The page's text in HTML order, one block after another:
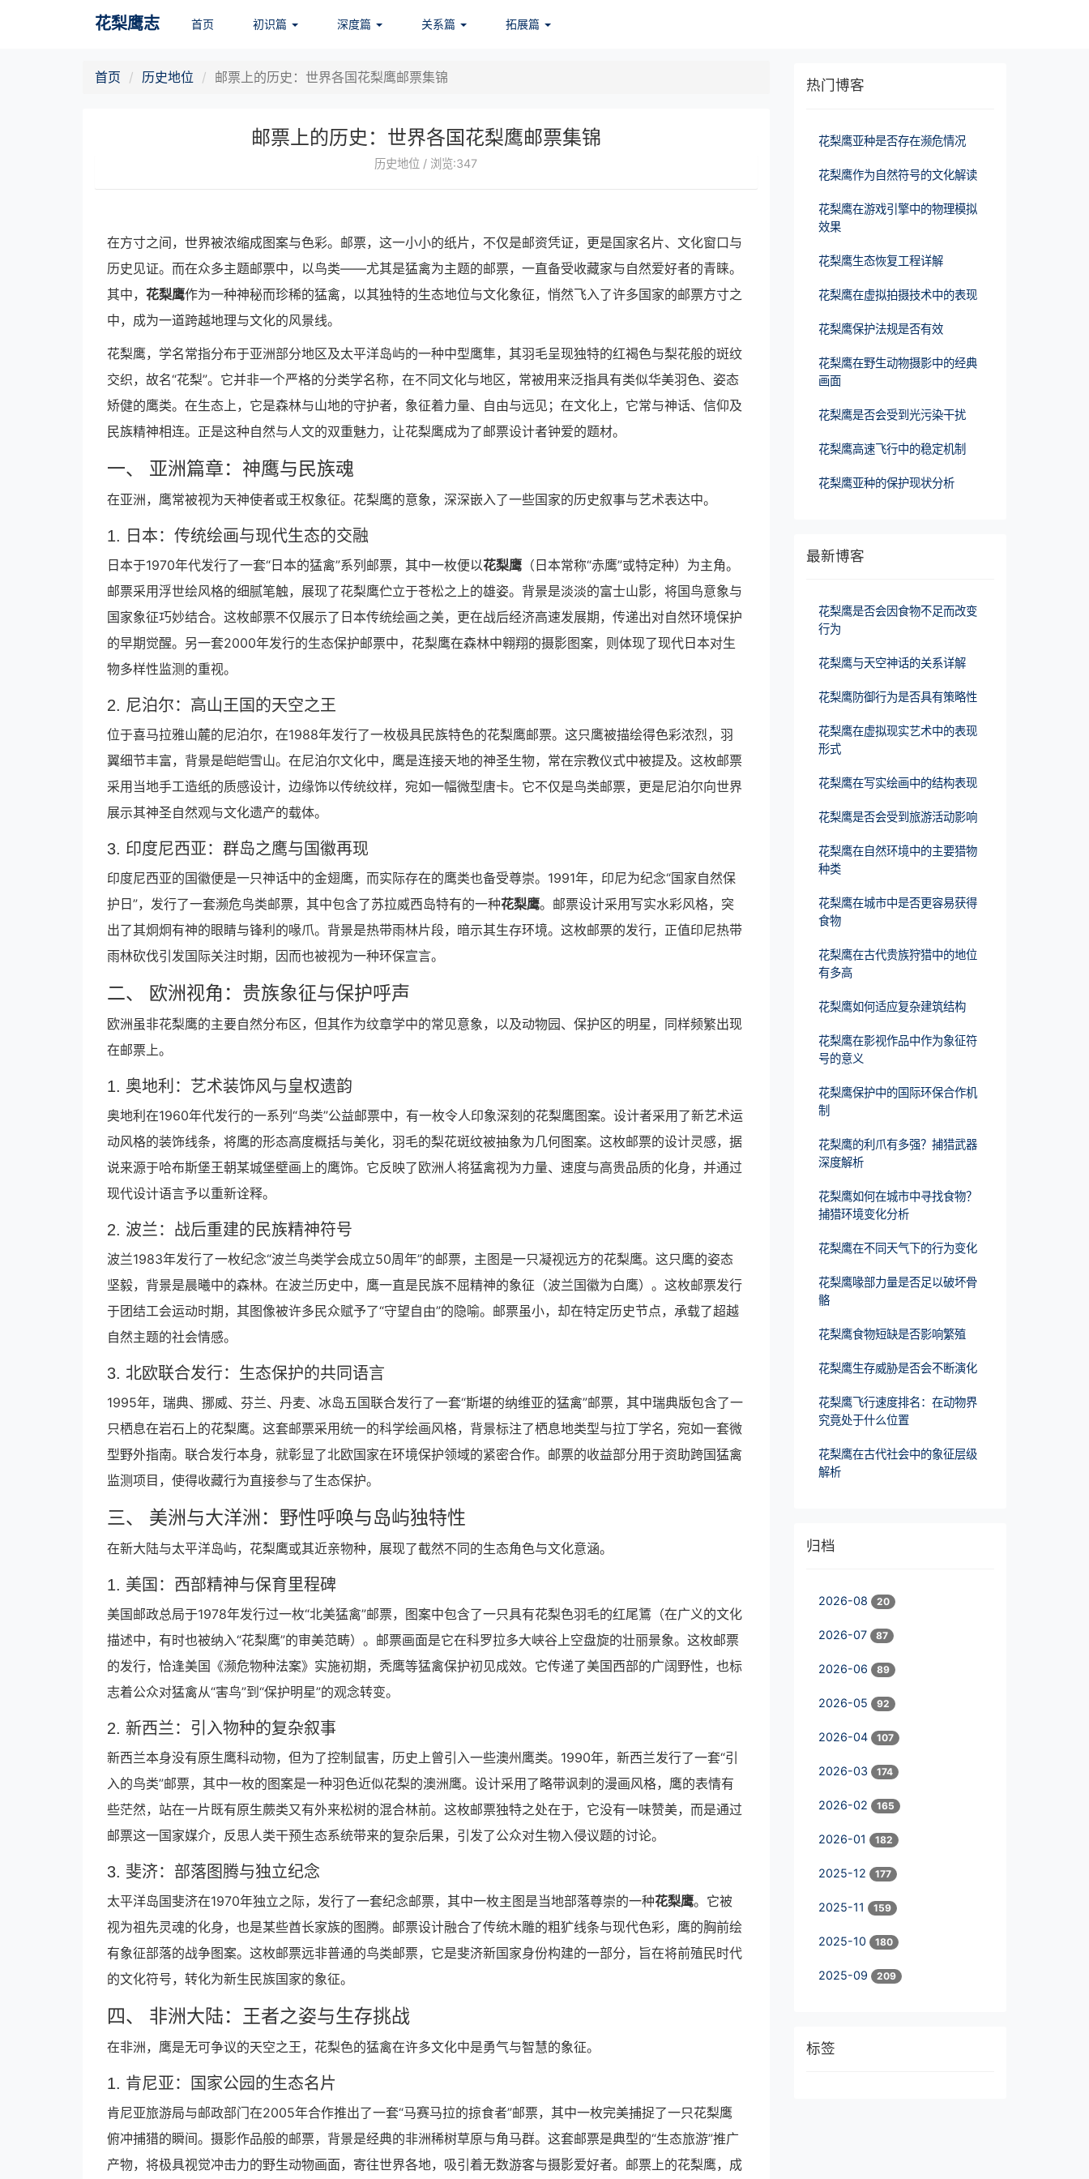
花梨鹰志 首页 初识篇 深度篇 关系篇 拓展篇
首页 历史地位 邮票上的历史：世界各国花梨鹰邮票集锦
邮票上的历史：世界各国花梨鹰邮票集锦
历史地位 / 浏览:347
在方寸之间，世界被浓缩成图案与色彩。邮票，这一小小的纸片，不仅是邮资凭证，更是国家名片、文化窗口与
历史见证。而在众多主题邮票中，以鸟类——尤其是猛禽为主题的邮票，一直备受收藏家与自然爱好者的青睐。
其中， 花梨鹰作为一种神秘而珍稀的猛禽，以其独特的生态地位与文化象征，悄然飞入了许多国家的邮票方寸之
中，成为一道跨越地理与文化的风景线。
花梨鹰，学名常指分布于亚洲部分地区及太平洋岛屿的一种中型鹰隼，其羽毛呈现独特的红褐色与梨花般的斑纹
交织，故名“花梨”。它并非一个严格的分类学名称，在不同文化与地区，常被用来泛指具有类似华美羽色、姿态
矫健的鹰类。在生态上，它是森林与山地的守护者，象征着力量、自由与远见；在文化上，它常与神话、信仰及
民族精神相连。正是这种自然与人文的双重魅力，让花梨鹰成为了邮票设计者钟爱的题材。
一、 亚洲篇章：神鹰与民族魂
在亚洲，鹰常被视为天神使者或王权象征。花梨鹰的意象，深深嵌入了一些国家的历史叙事与艺术表达中。
1. 日本：传统绘画与现代生态的交融
日本于1970年代发行了一套“日本的猛禽”系列邮票，其中一枚便以花梨鹰 （日本常称“赤鹰”或特定种）为主角。
邮票采用浮世绘风格的细腻笔触，展现了花梨鹰伫立于苍松之上的雄姿。背景是淡淡的富士山影，将国鸟意象与
国家象征巧妙结合。这枚邮票不仅展示了日本传统绘画之美，更在战后经济高速发展期，传递出对自然环境保护
的早期觉醒。另一套2000年发行的生态保护邮票中，花梨鹰在森林中翱翔的摄影图案，则体现了现代日本对生
物多样性监测的重视。
2. 尼泊尔：高山王国的天空之王
位于喜马拉雅山麓的尼泊尔，在1988年发行了一枚极具民族特色的花梨鹰邮票。这只鹰被描绘得色彩浓烈，羽
翼细节丰富，背景是皑皑雪山。在尼泊尔文化中，鹰是连接天地的神圣生物，常在宗教仪式中被提及。这枚邮票
采用当地手工造纸的质感设计，边缘饰以传统纹样，宛如一幅微型唐卡。它不仅是鸟类邮票，更是尼泊尔向世界
展示其神圣自然观与文化遗产的载体。
3. 印度尼西亚：群岛之鹰与国徽再现
印度尼西亚的国徽便是一只神话中的金翅鹰，而实际存在的鹰类也备受尊崇。1991年，印尼为纪念“国家自然保
护日”，发行了一套濒危鸟类邮票，其中包含了苏拉威西岛特有的一种花梨鹰。邮票设计采用写实水彩风格，突
出了其炯炯有神的眼睛与锋利的喙爪。背景是热带雨林片段，暗示其生存环境。这枚邮票的发行，正值印尼热带
雨林砍伐引发国际关注时期，因而也被视为一种环保宣言。
二、 欧洲视角：贵族象征与保护呼声
欧洲虽非花梨鹰的主要自然分布区，但其作为纹章学中的常见意象，以及动物园、保护区的明星，同样频繁出现
在邮票上。
1. 奥地利：艺术装饰风与皇权遗韵
奥地利在1960年代发行的一系列“鸟类”公益邮票中，有一枚令人印象深刻的花梨鹰图案。设计者采用了新艺术运
动风格的装饰线条，将鹰的形态高度概括与美化，羽毛的梨花斑纹被抽象为几何图案。这枚邮票的设计灵感，据
说来源于哈布斯堡王朝某城堡壁画上的鹰饰。它反映了欧洲人将猛禽视为力量、速度与高贵品质的化身，并通过
现代设计语言予以重新诠释。
2. 波兰：战后重建的民族精神符号
波兰1983年发行了一枚纪念“波兰鸟类学会成立50周年”的邮票，主图是一只凝视远方的花梨鹰。这只鹰的姿态
坚毅，背景是晨曦中的森林。在波兰历史中，鹰一直是民族不屈精神的象征（波兰国徽为白鹰）。这枚邮票发行
于团结工会运动时期，其图像被许多民众赋予了“守望自由”的隐喻。邮票虽小，却在特定历史节点，承载了超越
自然主题的社会情感。
3. 北欧联合发行：生态保护的共同语言
1995年，瑞典、挪威、芬兰、丹麦、冰岛五国联合发行了一套“斯堪的纳维亚的猛禽”邮票，其中瑞典版包含了一
只栖息在岩石上的花梨鹰。这套邮票采用统一的科学绘画风格，背景标注了栖息地类型与拉丁学名，宛如一套微
型野外指南。联合发行本身，就彰显了北欧国家在环境保护领域的紧密合作。邮票的收益部分用于资助跨国猛禽
监测项目，使得收藏行为直接参与了生态保护。
三、 美洲与大洋洲：野性呼唤与岛屿独特性
在新大陆与太平洋岛屿，花梨鹰或其近亲物种，展现了截然不同的生态角色与文化意涵。
1. 美国：西部精神与保育里程碑
美国邮政总局于1978年发行过一枚“北美猛禽”邮票，图案中包含了一只具有花梨色羽毛的红尾鵟（在广义的文化
描述中，有时也被纳入“花梨鹰”的审美范畴）。邮票画面是它在科罗拉多大峡谷上空盘旋的壮丽景象。这枚邮票
的发行，恰逢美国《濒危物种法案》实施初期，秃鹰等猛禽保护初见成效。它传递了美国西部的广阔野性，也标
志着公众对猛禽从“害鸟”到“保护明星”的观念转变。
2. 新西兰：引入物种的复杂叙事
新西兰本身没有原生鹰科动物，但为了控制鼠害，历史上曾引入一些澳州鹰类。1990年，新西兰发行了一套“引
入的鸟类”邮票，其中一枚的图案是一种羽色近似花梨的澳洲鹰。设计采用了略带讽刺的漫画风格，鹰的表情有
些茫然，站在一片既有原生蕨类又有外来松树的混合林前。这枚邮票独特之处在于，它没有一味赞美，而是通过
邮票这一国家媒介，反思人类干预生态系统带来的复杂后果，引发了公众对生物入侵议题的讨论。
3. 斐济：部落图腾与独立纪念
太平洋岛国斐济在1970年独立之际，发行了一套纪念邮票，其中一枚主图是当地部落尊崇的一种花梨鹰。它被
视为祖先灵魂的化身，也是某些酋长家族的图腾。邮票设计融合了传统木雕的粗犷线条与现代色彩，鹰的胸前绘
有象征部落的战争图案。这枚邮票远非普通的鸟类邮票，它是斐济新国家身份构建的一部分，旨在将前殖民时代
的文化符号，转化为新生民族国家的象征。
四、 非洲大陆：王者之姿与生存挑战
在非洲，鹰是无可争议的天空之王，花梨色的猛禽在许多文化中是勇气与智慧的象征。
1. 肯尼亚：国家公园的生态名片
肯尼亚旅游局与邮政部门在2005年合作推出了一套“马赛马拉的掠食者”邮票，其中一枚完美捕捉了一只花梨鹰
俯冲捕猎的瞬间。摄影作品般的邮票，背景是经典的非洲稀树草原与角马群。这套邮票是典型的“生态旅游”推广
产物，将极具视觉冲击力的野生动物画面，寄往世界各地，吸引着无数游客与摄影爱好者。邮票上的花梨鹰，成
热门博客
花梨鹰亚种是否存在濒危情况
花梨鹰作为自然符号的文化解读
花梨鹰在游戏引擎中的物理模拟
效果
花梨鹰生态恢复工程详解
花梨鹰在虚拟拍摄技术中的表现
花梨鹰保护法规是否有效
花梨鹰在野生动物摄影中的经典
画面
花梨鹰是否会受到光污染干扰
花梨鹰高速飞行中的稳定机制
花梨鹰亚种的保护现状分析
最新博客
花梨鹰是否会因食物不足而改变
行为
花梨鹰与天空神话的关系详解
花梨鹰防御行为是否具有策略性
花梨鹰在虚拟现实艺术中的表现
形式
花梨鹰在写实绘画中的结构表现
花梨鹰是否会受到旅游活动影响
花梨鹰在自然环境中的主要猎物
种类
花梨鹰在城市中是否更容易获得
食物
花梨鹰在古代贵族狩猎中的地位
有多高
花梨鹰如何适应复杂建筑结构
花梨鹰在影视作品中作为象征符
号的意义
花梨鹰保护中的国际环保合作机
制
花梨鹰的利爪有多强？捕猎武器
深度解析
花梨鹰如何在城市中寻找食物？
捕猎环境变化分析
花梨鹰在不同天气下的行为变化
花梨鹰喙部力量是否足以破坏骨
骼
花梨鹰食物短缺是否影响繁殖
花梨鹰生存威胁是否会不断演化
花梨鹰飞行速度排名：在动物界
究竟处于什么位置
花梨鹰在古代社会中的象征层级
解析
归档
2026-08 20
2026-07 87
2026-06 89
2026-05 92
2026-04 107
2026-03 174
2026-02 165
2026-01 182
2025-12 177
2025-11 159
2025-10 180
2025-09 209
标签